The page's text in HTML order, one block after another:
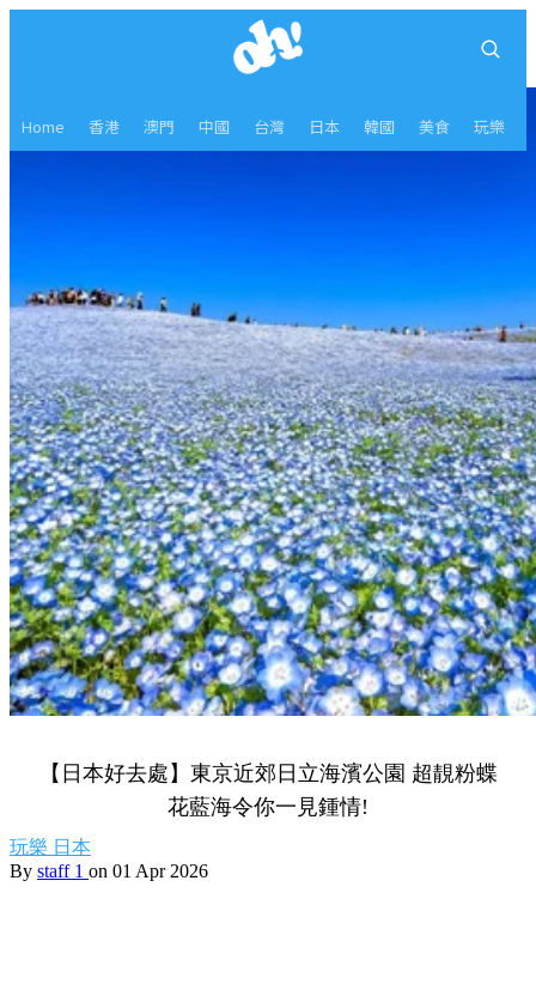
Home 香港 澳門 中國 台灣 日本 韓國 美食 玩樂
【日本好去處】東京近郊日立海濱公園 超靚粉蝶
花藍海令你一見鍾情!
玩樂 日本
By staff 1 on 01 Apr 2026